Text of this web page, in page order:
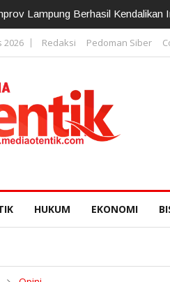
Strategis Polda Lampung
2026 Redaksi Pedoman Siber
HUKUM EKONOMI